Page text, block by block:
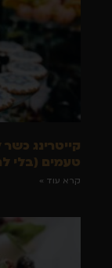
קייטרינג
טעמים (בלי
קרא עוד »